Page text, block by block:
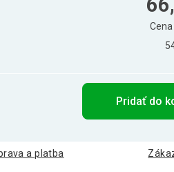
220 cm
Cena
Pridať do
a platba